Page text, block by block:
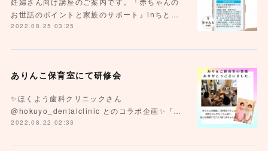
お世話のポイントと家族のサポート』inちと…
2022.08.25 03:25
ありんこ保育室にて研修会
✨ほくよう歯科クリニックさん
@hokuyo_dentalclinic とのコラボ企画✨『…
2022.08.22 02:33